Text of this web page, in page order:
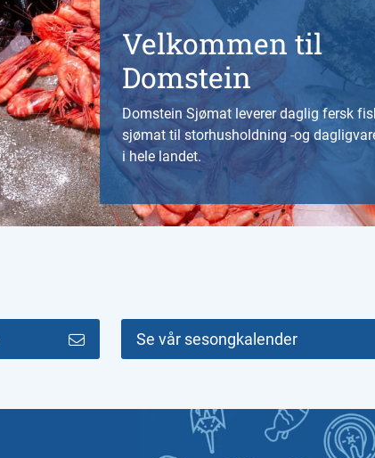
Velkommen til
Domstein
Domstein Sjømat leverer daglig fersk
sjømat til storhusholdning -og
i hele landet.
Se vår sesongkalender